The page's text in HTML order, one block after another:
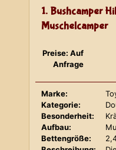
1. Bushcamper
Muschelcamper
Preise: Auf
Anfrage
Marke:
Kategorie:
Besonderheit:
Aufbau:
Bettengröße: